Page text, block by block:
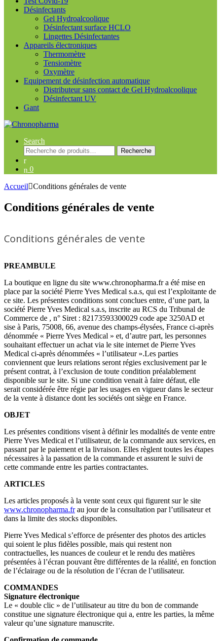
Désinfectants
Gel Hydroalcoolique
Désinfectant surface HCLO
Lingettes Désinfectantes
Appareils électroniques
Thermomètre
Tensiomètre
Oxymètre
Equipement de désinfection automatique
Distributeur sans contact de Gel Hydroalcoolique
Désinfectant UV
Gant
Search
Recherche
pour :
Recherche
0
Accueil Conditions générales de vente
Conditions générales de vente
Conditions générales de vente
PREAMBULE
La boutique en ligne du site www.chronopharma.fr a été mise en
place par la société Pierre Yves Medical s.a.s, qui est l’exploitante de
ce site. Les présentes conditions sont conclues entre, d’une part, la
société Pierre Yves Medical s.a.s, inscrite au RCS du Tribunal de
Commerce de , n° Siret : 82173593300029 code ape 3250AD et
sise à Paris, 75008, 66, avenue des champs-élysées, France ci-après
dénommée « Pierre Yves Medical » et, d’autre part, les personnes
souhaitant effectuer un achat via le site internet de Pierre Yves
Medical ci-après dénommées « l’utilisateur ».Les parties
conviennent que leurs relations seront régies exclusivement par le
présent contrat, à l’exclusion de toute condition préalablement
disponible sur le site. Si une condition venait à faire défaut, elle
serait considérée être régie par les usages en vigueur dans le secteur
de la vente à distance dont les sociétés ont siège en France.
OBJET
Les présentes conditions visent à définir les modalités de vente entre
Pierre Yves Medical et l’utilisateur, de la commande aux services, en
passant par le paiement et la livraison. Elles règlent toutes les étapes
nécessaires à la passation de la commande et assurent le suivi de
cette commande entre les parties contractantes.
ARTICLES
Les articles proposés à la vente sont ceux qui figurent sur le site
www.chronopharma.frau jour de la consultation par l’utilisateur et
dans la limite des stocks disponibles.
Pierre Yves Medical s’efforce de présenter des photos des articles
qui soient le plus fidèles possible, mais qui restent non
contractuelles, les nuances de couleur et le rendu des matières
présentées à l’écran pouvant être différentes de la réalité, en fonction
de l’éclairage ou de la résolution de l’écran de l’utilisateur.
COMMANDES
Signature électronique
Le « double clic » de l’utilisateur au titre du bon de commande
constitue une signature électronique qui a, entre les parties, la même
valeur qu’une signature manuscrite.